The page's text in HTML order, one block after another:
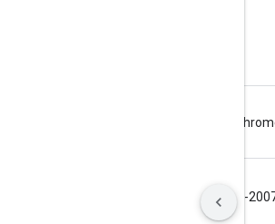
ICP证合字B2-